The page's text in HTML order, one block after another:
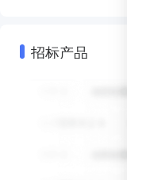
招标产品